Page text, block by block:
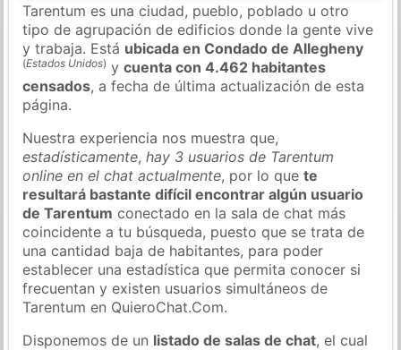
Tarentum es una ciudad, pueblo, poblado u otro
tipo de agrupación de edificios donde la gente vive
y trabaja. Está ubicada en Condado de Allegheny
(Estados Unidos) ycuenta con 4.462 habitantes
censados, a fecha de última actualización de esta
página.
Nuestra experiencia nos muestra que,
estadísticamente,hay 3 usuarios de Tarentum
online en el chat actualmente, por lo quete
resultará bastante difícil encontrar algún usuario
de Tarentum conectado en la sala de chat más
coincidente a tu búsqueda, puesto que se trata de
una cantidad baja de habitantes, para poder
establecer una estadística que permita conocer si
frecuentan y existen usuarios simultáneos de
Tarentum en QuieroChat.Com.
Disponemos de un listado de salas de chat, el cual